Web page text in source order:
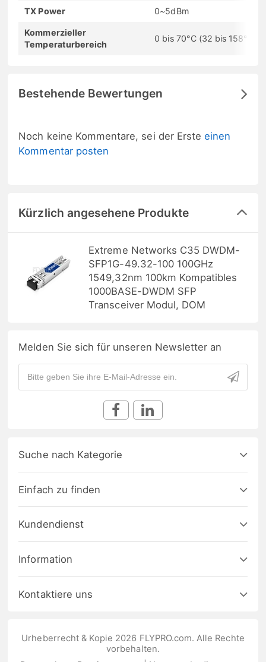
TX Power 0~5dBm
Kommerzieller
Temperaturbereich
0 bis 70°C (32 bis 158°F)
Bestehende Bewertungen
Noch keine Kommentare, sei der Ersteeinen
Kommentar posten
Kürzlich angesehene Produkte
Extreme Networks C35 DWDM-
SFP1G-49.32-100 100GHz
1549,32nm 100km Kompatibles
1000BASE-DWDM SFP
Transceiver Modul, DOM
Melden Sie sich für unseren Newsletter an
Suche nach Kategorie
Einfach zu finden
Kundendienst
Information
Kontaktiere uns
Urheberrecht & Kopie 2026 FLYPRO.com. Alle Rechte
vorbehalten.